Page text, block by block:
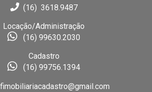
(16) 3618.9487
Locação/Administração
(16) 99630.2030
Cadastro
(16) 99756.1394